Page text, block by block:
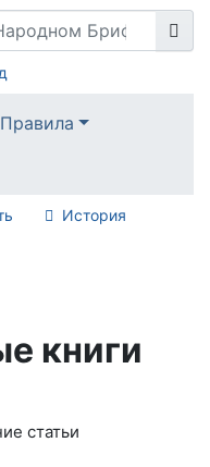
Правила
История
книги
статьи